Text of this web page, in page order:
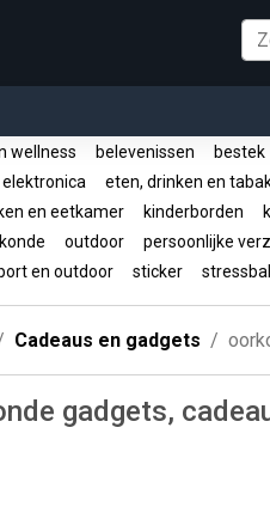
wellness belevenissen bestek
elektronica eten, drinken en
en eetkamer kinderborden
outdoor persoonlijke
en outdoor sticker
Cadeaus en gadgets
gadgets,